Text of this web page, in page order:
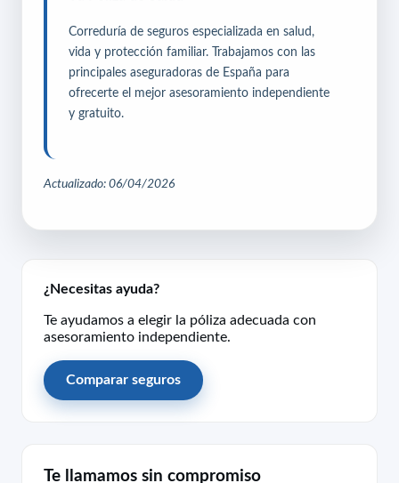
Correduría de seguros especializada en salud,
vida y protección familiar. Trabajamos con las
principales aseguradoras de España para
ofrecerte el mejor asesoramiento independiente
y gratuito.
Actualizado: 06/04/2026
¿Necesitas ayuda?
Te ayudamos a elegir la póliza adecuada con
asesoramiento independiente.
Comparar seguros
Te llamamos sin compromiso